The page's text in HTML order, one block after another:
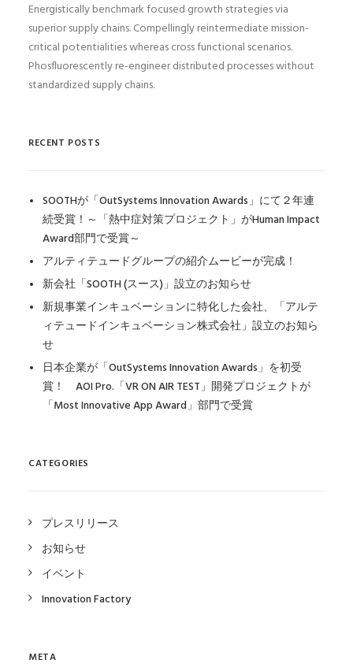
Energistically benchmark focused growth strategies via
superior supply chains. Compellingly reintermediate mission-
critical potentialities whereas cross functional scenarios.
Phosfluorescently re-engineer distributed processes without
standardized supply chains.
RECENT POSTS
SOOTHが「OutSystems Innovation Awards」にて２年連
続受賞！～「熱中症対策プロジェクト」がHuman Impact
Award部門で受賞～
アルティテュードグループの紹介ムービーが完成！
新会社「SOOTH (スース)」設立のお知らせ
新規事業インキュベーションに特化した会社、「アルテ
ィテュードインキュベーション株式会社」設立のお知ら
せ
日本企業が「OutSystems Innovation Awards」を初受
賞！ AOI Pro.「VR ON AIR TEST」開発プロジェクトが
「Most Innovative App Award」部門で受賞
CATEGORIES
プレスリリース
お知らせ
イベント
Innovation Factory
META